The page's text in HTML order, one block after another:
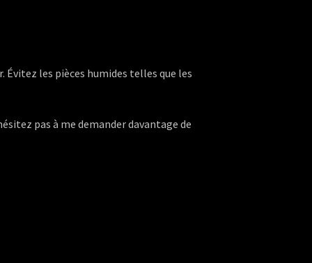
les pièces humides telles que les
pas à me demander davantage de